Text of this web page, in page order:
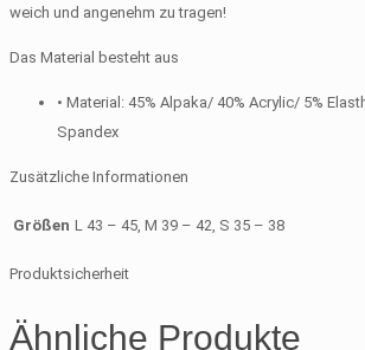
weich und angenehm zu tragen!
Das Material besteht aus
• Material: 45% Alpaka/ 40% Acrylic/ 5%
Spandex
Zusätzliche Informationen
Größen L 43 – 45, M 39 – 42, S 35 – 38
Produktsicherheit
Ähnliche Produkte